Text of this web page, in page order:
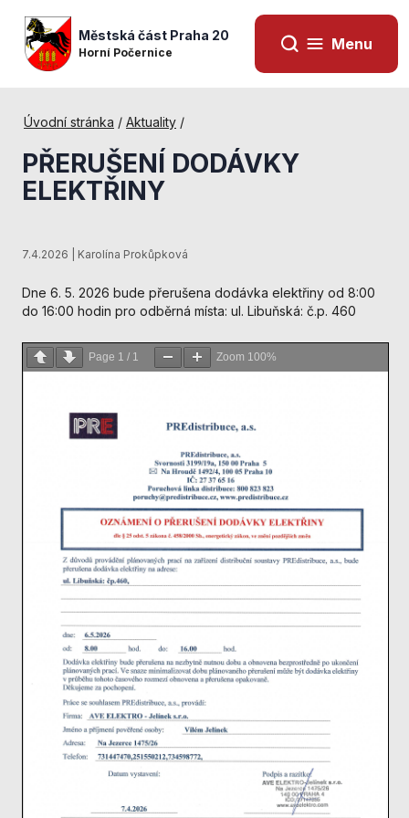
Městská část Praha 20
Horní Počernice Menu
Úvodní stránka / Aktuality /
PŘERUŠENÍ DODÁVKY
ELEKTŘINY
7.4.2026 | Karolína Prokůpková
Dne 6. 5. 2026 bude přerušena dodávka elektřiny od 8:00
do 16:00 hodin pro odběrná místa: ul. Libuňská: č.p. 460
Page 1 / 1 Zoom 100%
Nezbytné
cookies
správné
fungování
webu a všech
funkcí, které
nabízí.
Nepožadujeme
Váš souhlas s
využitím
cookies na
našem webu. Z
technické
cookies
nebo
aktivovány.